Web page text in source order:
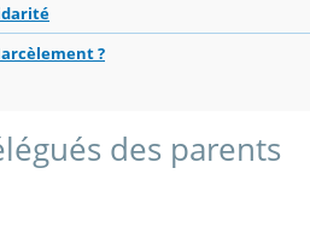
?
des parents